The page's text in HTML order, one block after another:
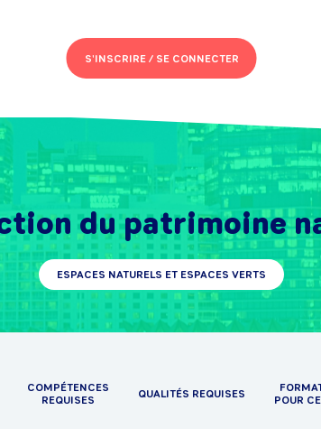
S'INSCRIRE /SE CONNECTER
du patrimoine
ESPACES NATURELS ET ESPACES VERTS
COMPÉTENCES
REQUISES
QUALITÉS REQUISES
POUR